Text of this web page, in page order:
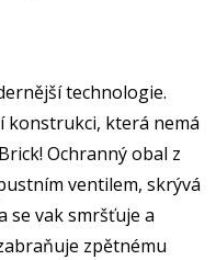
technologie.
konstrukci, která nemá
Ochranný obal z
ventilem, skrývá
se vak smršťuje a
zpětnému